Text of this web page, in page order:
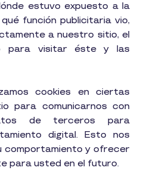
estuvo expuesto a la
función publicitaria vio,
a nuestro sitio, el
para visitar éste y las
cookies en ciertas
para comunicarnos con
de terceros para
digital. Esto nos
comportamiento y ofrecer
para usted en el futuro.